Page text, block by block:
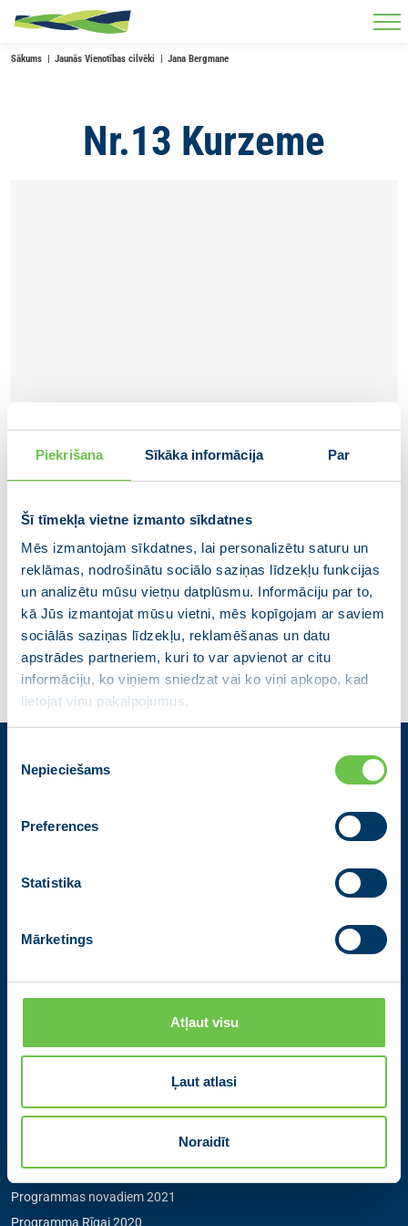
Piekrišana Sīkāka informācija Par
Šī tīmekļa vietne izmanto sīkdatnes
Mēs izmantojam sīkdatnes, lai personalizētu saturu un
reklāmas, nodrošinātu sociālo saziņas līdzekļu funkcijas
un analizētu mūsu vietņu datplūsmu. Informāciju par to,
kā Jūs izmantojat mūsu vietni, mēs kopīgojam ar saviem
sociālās saziņas līdzekļu, reklamēšanas un datu
apstrādes partneriem, kuri to var apvienot ar citu
informāciju, ko viņiem sniedzat vai ko viņi apkopo, kad
lietojat viņu pakalpojumus.
izvēle
Nepieciešams
Preferences
Statistika
Mārketings
Atļaut visu
Ļaut atlasi
Noraidīt
Skip to main content
Sākums Jaunās Vienotības cilvēki Jana Bergmane
Nr.13 Kurzeme
Jana Bergmane
Izvēlne
Jaunās Vienotības statūti
Programmas novadiem 2025
Programma Rīgai 2025
Programma Latvijai 2022
Programmas novadiem 2021
Programma Rīgai 2020